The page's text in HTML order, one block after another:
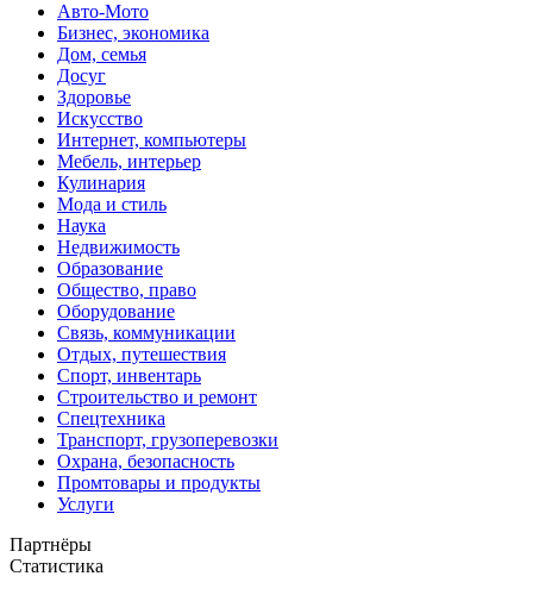
Авто-Мото
Бизнес, экономика
Дом, семья
Досуг
Здоровье
Искусство
Интернет, компьютеры
Мебель, интерьер
Кулинария
Мода и стиль
Наука
Недвижимость
Образование
Общество, право
Оборудование
Связь, коммуникации
Отдых, путешествия
Спорт, инвентарь
Строительство и ремонт
Спецтехника
Транспорт, грузоперевозки
Охрана, безопасность
Промтовары и продукты
Услуги
Партнёры
Статистика